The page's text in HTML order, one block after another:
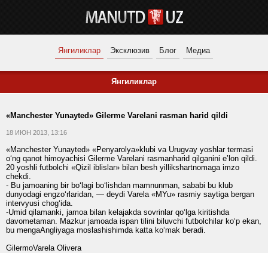
Янгиликлар Эксклюзив Блог Медиа
Янгиликлар
«Manchester Yunayted» Gilerme Varelani rasman harid qildi
18 ИЮН 2013, 13:16
«Manchester Yunayted» «Penyarolya»klubi va Urugvay yoshlar termasi
o‘ng qanot himoyachisi Gilerme Varelani rasmanharid qilganini eʼlon qildi.
20 yoshli futbolchi «Qizil iblislar» bilan besh yillikshartnomaga imzo
chekdi.
- Bu jamoaning bir bo‘lagi bo‘lishdan mamnunman, sababi bu klub
dunyodagi engzo‘rlaridan, — deydi Varela «MYu» rasmiy saytiga bergan
intervyusi chog‘ida.
-Umid qilamanki, jamoa bilan kelajakda sovrinlar qo‘lga kiritishda
davometaman. Mazkur jamoada ispan tilini biluvchi futbolchilar ko‘p ekan,
bu mengaAngliyaga moslashishimda katta ko‘mak beradi.
GilermoVarela Olivera